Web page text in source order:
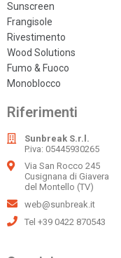
Sunscreen
Frangisole
Rivestimento
Wood Solutions
Fumo & Fuoco
Monoblocco
Riferimenti
Sunbreak S.r.l.
P.iva: 05445930265
Via San Rocco 245
Cusignana di Giavera
del Montello (TV)
web@sunbreak.it
Tel +39 0422 870543